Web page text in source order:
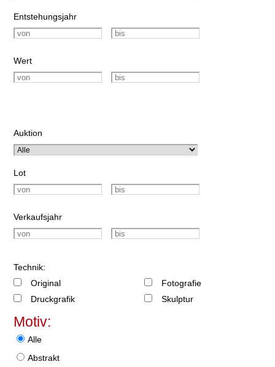
Entstehungsjahr
Wert
Auktion
Lot
Verkaufsjahr
Technik:
Original
Druckgrafik
Fotografie
Skulptur
Motiv:
Alle
Abstrakt